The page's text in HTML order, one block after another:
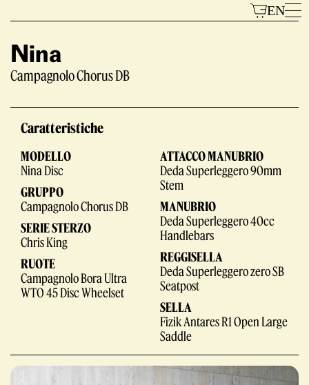
EN
Modelli
Il Marchio
Giornale
Nina
Campagnolo Chorus DB
Caratteristiche
MODELLO
Nina Disc
GRUPPO
Campagnolo Chorus DB
SERIE STERZO
Chris King
RUOTE
Campagnolo Bora Ultra
WTO 45 Disc Wheelset
ATTACCO MANUBRIO
Deda Superleggero 90mm
Stem
MANUBRIO
Deda Superleggero 40cc
Handlebars
REGGISELLA
Deda Superleggero zero SB
Seatpost
SELLA
Fizik Antares R1 Open Large
Saddle